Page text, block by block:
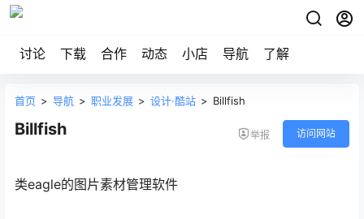
讨论 下载 合作 动态 小店 导航 了解
首页 > 导航 > 职业发展 > 设计·酷站 > Billfish
Billfish 举报 访问网站
类eagle的图片素材管理软件